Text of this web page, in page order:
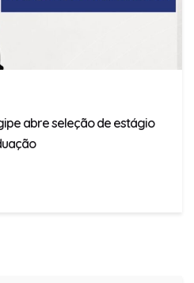
abre seleção de estágio